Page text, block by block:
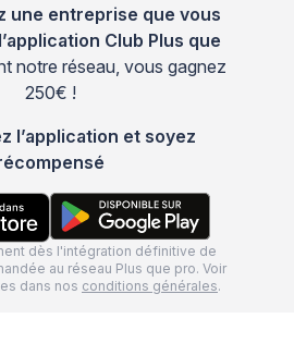
une entreprise que vous
Club Plus que
notre réseau, vous gagnez
250€ !
l’application et soyez
dès l'intégration définitive de
au réseau Plus que pro. Voir
dans nos conditions générales.